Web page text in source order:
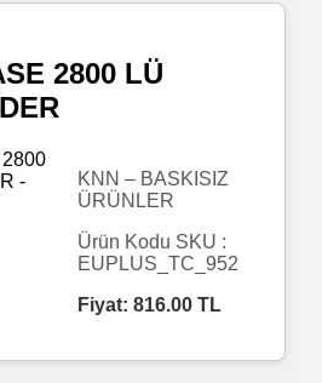
2800 LÜ
KNN – BASKISIZ
ÜRÜNLER
Ürün Kodu SKU :
EUPLUS_TC_952
Fiyat: 816.00 TL